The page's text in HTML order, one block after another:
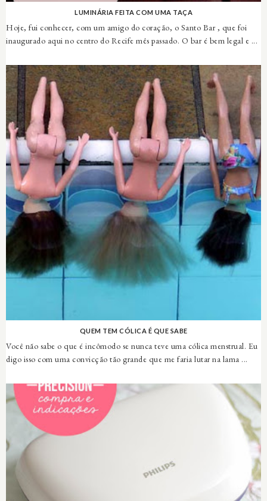
LUMINÁRIA FEITA COM UMA TAÇA
Hoje, fui conhecer, com um amigo do coração, o Santo Bar , que foi
inaugurado aqui no centro do Recife mês passado. O bar é bem legal e ...
QUEM TEM CÓLICA É QUE SABE
Você não sabe o que é incômodo se nunca teve uma cólica menstrual. Eu
digo isso com uma convicção tão grande que me faria lutar na lama ...